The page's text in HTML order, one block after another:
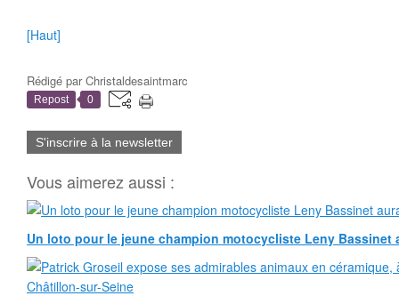
[Haut]
Rédigé parChristaldesaintmarc
Repost 0
S'inscrire à la newsletter
Vous aimerez aussi :
Un loto pour le jeune champion motocycliste Leny Bassinet